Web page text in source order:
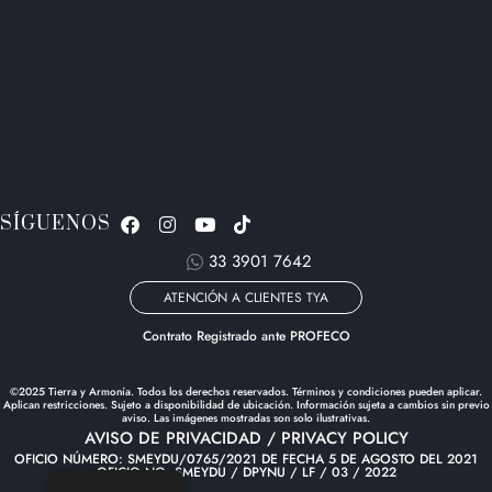
SÍGUENOS
33 3901 7642
ATENCIÓN A CLIENTES TYA
Contrato Registrado ante PROFECO
©2025 Tierra y Armonía. Todos los derechos reservados. Términos y condiciones pueden aplicar.
Aplican restricciones. Sujeto a disponibilidad de ubicación. Información sujeta a cambios sin previo
aviso. Las imágenes mostradas son solo ilustrativas.
AVISO DE PRIVACIDAD / PRIVACY POLICY
OFICIO NÚMERO: SMEYDU/0765/2021 DE FECHA 5 DE AGOSTO DEL 2021
OFICIO NO. SMEYDU / DPYNU / LF / 03 / 2022